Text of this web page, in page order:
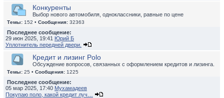
Конкуренты
Выбор нового автомобиля, одноклассники, равные по цене
Темы: 152 • Сообщения: 32363
Последнее сообщение:
29 июн 2025, 19:41 Юрий Б
Уплотнитель передней двери.
Кредит и лизинг Polo
Обсуждение вопросов, связанных с оформлением кредитов и лизинга.
Темы: 25 • Сообщения: 1225
Последнее сообщение:
05 мар 2025, 17:40 Мухамадеев
Покупаю поло, какой кредит луч…